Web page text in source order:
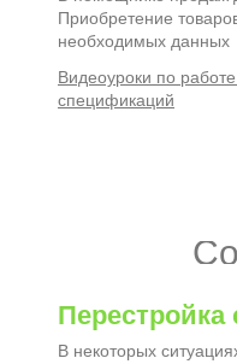
Приобретение
необходимых данных
Видеоуроки по
спецификаций
Перестройка
В некоторых